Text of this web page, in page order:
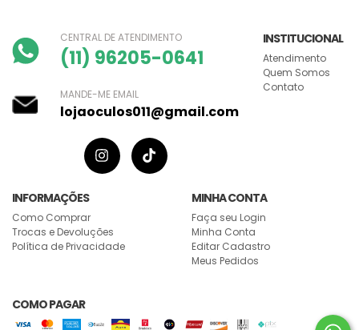
CENTRAL DE ATENDIMENTO
(11) 96205-0641
MANDE-ME EMAIL
lojaoculos011@gmail.com
INSTITUCIONAL
Atendimento
Quem Somos
Contato
INFORMAÇÕES
Como Comprar
Trocas e Devoluções
Política de Privacidade
MINHA CONTA
Faça seu Login
Minha Conta
Editar Cadastro
Meus Pedidos
COMO PAGAR